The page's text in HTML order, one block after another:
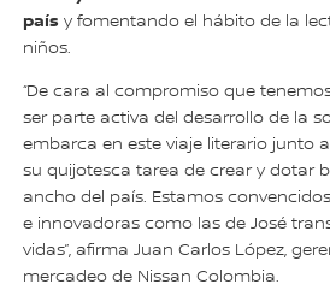
país y fomentando el hábito de la
niños.
“De cara al compromiso que
ser parte activa del desarrollo de la
embarca en este viaje literario junto
su quijotesca tarea de crear y dotar
ancho del país. Estamos
e innovadoras como las de José
vidas”, afirma Juan Carlos López,
mercadeo de Nissan Colombia.